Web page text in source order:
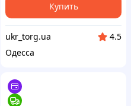
Купить
ukr_torg.ua
4.5
Одесса